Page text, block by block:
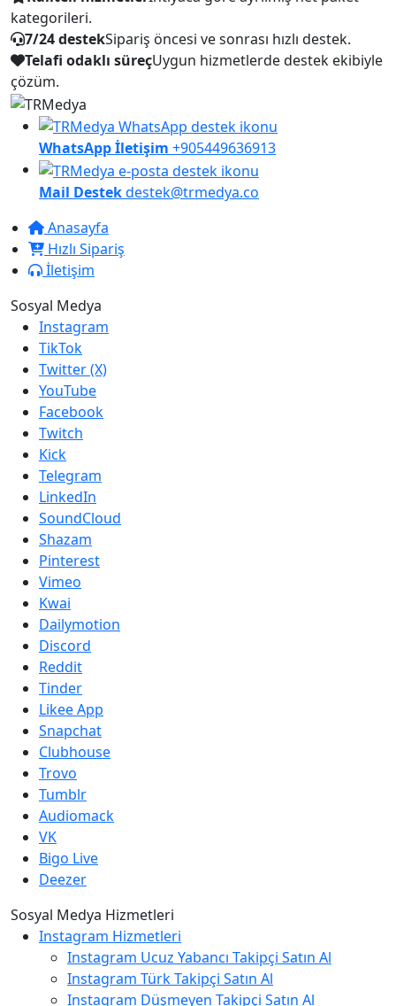
kategorileri.
7/24 destekSipariş öncesi ve sonrası hızlı destek.
Telafi odaklı süreçUygun hizmetlerde destek ekibiyle
çözüm.
WhatsApp İletişim +905449636913
Mail Destekdestek@trmedya.co
Anasayfa
Hızlı Sipariş
İletişim
Sosyal Medya
Instagram
TikTok
Twitter (X)
YouTube
Facebook
Twitch
Kick
Telegram
LinkedIn
SoundCloud
Shazam
Pinterest
Vimeo
Kwai
Dailymotion
Discord
Reddit
Tinder
Likee App
Snapchat
Clubhouse
Trovo
Tumblr
Audiomack
VK
Bigo Live
Deezer
Sosyal Medya Hizmetleri
Instagram Hizmetleri
Instagram Ucuz Yabancı Takipçi Satın Al
Instagram Türk Takipçi Satın Al
Instagram Düşmeyen Takipçi Satın Al